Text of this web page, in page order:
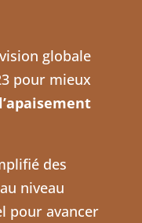
globale
pour mieux
des
niveau
pour avancer